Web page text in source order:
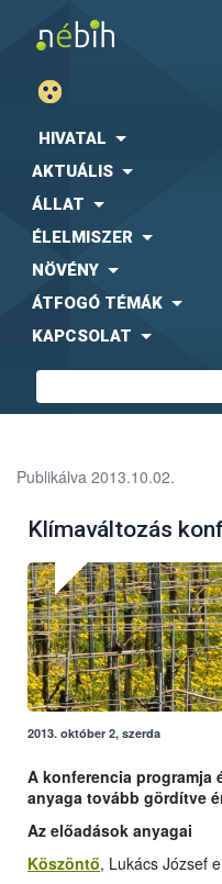
HIVATAL
AKTUÁLIS
ÁLLAT
ÉLELMISZER
NÖVÉNY
ÁTFOGÓ TÉMÁK
KAPCSOLAT
Publikálva 2013.10.02.
Klímaváltozás
2013. október 2, szerda
A konferencia programja
anyaga tovább gördítve
Az előadások anyagai
Köszöntő, Lukács József